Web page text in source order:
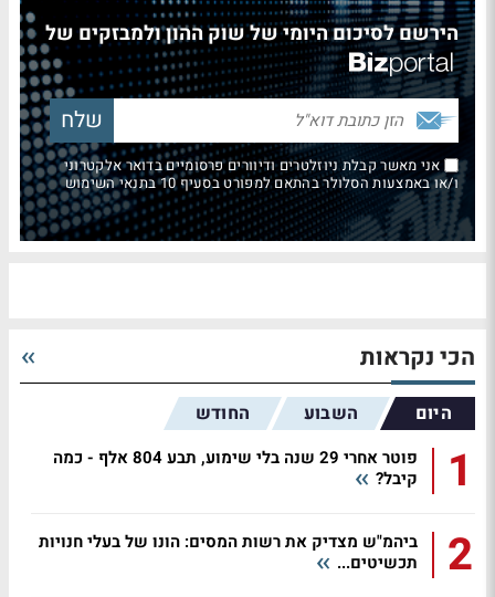
הירשם לסיכום היומי של שוק ההון ולמבזקים של
אני מאשר קבלת ניוזלטרים ודיוורים פרסומיים בדואר אלקטרוני
ו/או באמצעות הסלולר בהתאם למפורט בסעיף 10 בתנאי השימוש
הכי נקראות
היום השבוע החודש
1
פוטר אחרי 29 שנה בלי שימוע, תבע 804 אלף - כמה
קיבל?
2
ביהמ"ש מצדיק את רשות המסים: הונו של בעלי חנויות
תכשיטים...